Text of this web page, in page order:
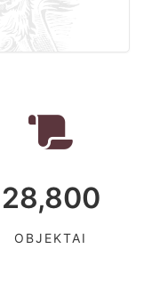
28,800
OBJEKTAI